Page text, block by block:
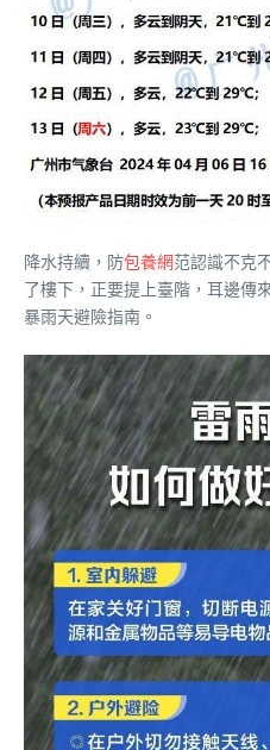
降水持續，防包養網范認識不克
了樓下，正要提上臺階，耳邊傳
暴雨天避險指南。